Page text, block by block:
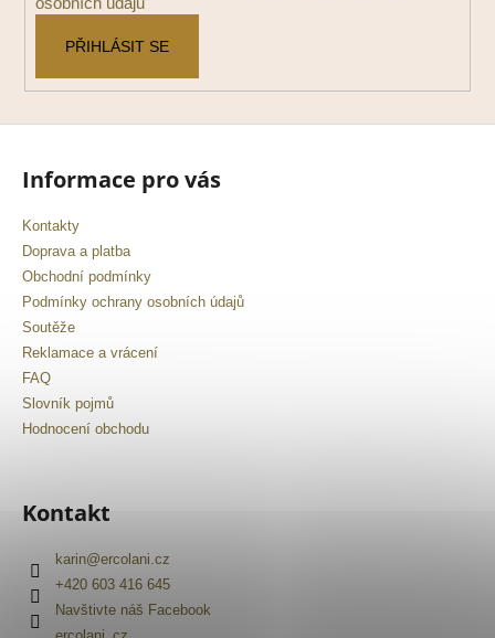
PŘIHLÁSIT SE
Informace pro vás
Kontakty
Doprava a platba
Obchodní podmínky
Podmínky ochrany osobních údajů
Soutěže
Reklamace a vrácení
FAQ
Slovník pojmů
Hodnocení obchodu
Kontakt
karin@ercolani.cz
+420 603 416 645
Navštivte náš Facebook